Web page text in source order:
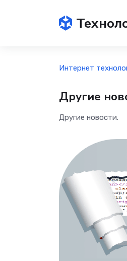
Интернет
Другие
Другие новости.